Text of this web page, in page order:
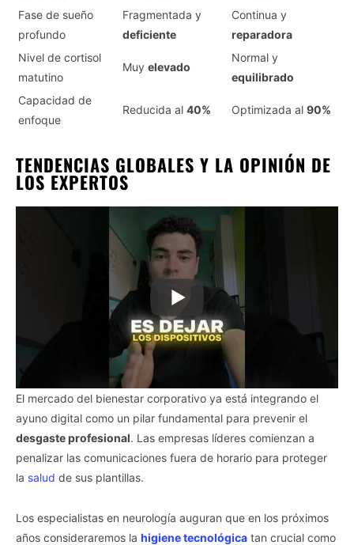
Fase de sueño
profundo
Fragmentada y
deficiente
Continua y
reparadora
Nivel de cortisol
matutino
Muy elevado
Normal y
equilibrado
Capacidad de
enfoque
Reducida al 40% Optimizada al 90%
TENDENCIAS GLOBALES Y LA OPINIÓN DE
LOS EXPERTOS
El mercado del bienestar corporativo ya está integrando el
ayuno digital como un pilar fundamental para prevenir el
desgaste profesional. Las empresas líderes comienzan a
penalizar las comunicaciones fuera de horario para proteger
la salud de sus plantillas.
Los especialistas en neurología auguran que en los próximos
años consideraremos la higiene tecnológica tan crucial como